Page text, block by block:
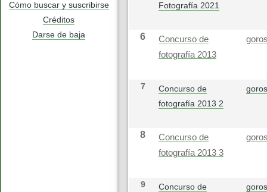
Cómo buscar y suscribirse
Créditos
Darse de baja
Fotografía 2021
6
Concurso de
fotografía 2013
7
Concurso de
fotografía 2013 2
8
Concurso de
fotografía 2013 3
9
Concurso de